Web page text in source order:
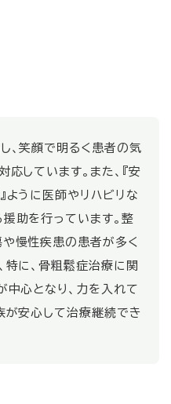
、笑顔で明るく患者の気
しています。また、『安
ように医師やリハビリな
助を行っています。整
慢性疾患の患者が多く
特に、骨粗鬆症治療に関
中心となり、力を入れて
が安心して治療継続でき